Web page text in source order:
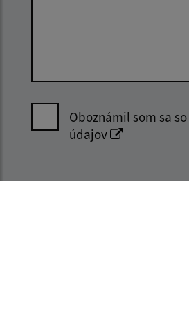
Oboznámil som sa so
údajov